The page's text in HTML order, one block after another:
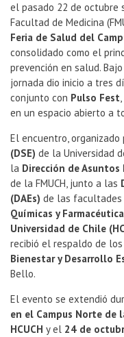
el pasado 22 de octubre
Facultad de Medicina
Feria de Salud del
consolidado como el
prevención en salud.
jornada dio inicio a tres
conjunto con Pulso Fest
en un espacio abierto a
El encuentro, organizado
(DSE) de la Universidad
la Dirección de Asuntos
de la FMUCH, junto a las
(DAEs) de las facultades
Químicas y
Universidad de Chile
recibió el respaldo de los
Bienestar y Desarrollo
Bello.
El evento se extendió
en el Campus Norte de
HCUCH y el 24 de